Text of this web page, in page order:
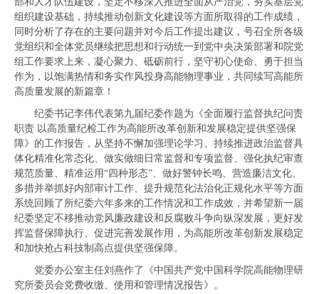
组织建设基础，持续推动创新文化建设等方面所取得的工作成绩，
同时分析了存在的主要问题并对今后工作提出建议，号召全所各级
党组织和全体党员继续把思想和行动统一到党中央决策部署和院党
组工作要求上来，凝心聚力、砥砺前行，坚守初心使命、勇于担当
作为，以饱满热情和务实作风投身高能物理事业，共同续写高能所
高质量发展的新篇章！
纪委书记李伟代表第九届纪委作题为《全面履行监督执纪问责
职责 以高质量纪检工作为高能所改革创新和发展稳定提供坚强保
障》的工作报告，从坚持不懈加强理论学习、持续推进政治监督具
体化精准化常态化、做实做细日常监督和专项监督、强化执纪审查
规范质量、精准运用“四种形态”、做好警钟长鸣、营造廉洁文化、
多措并举抓好内部审计工作、提升规范化法治化正规化水平等方面
系统回顾了所纪委六年多来的工作情况和工作成效，并希望新一届
纪委坚定不移推动党风廉政建设和反腐败斗争向纵深发展，更好发
挥监督保障执行、促进完善发展作用，为高能所改革创新发展稳定
和加快抢占科技制高点提供坚强保障。
党委办公室主任刘燕作了《中国共产党中国科学院高能物理研
究所委员会党费收缴、使用和管理情况报告》。